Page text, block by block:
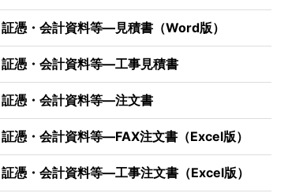
証憑・会計資料等―見積書（Word版）
証憑・会計資料等―工事見積書
証憑・会計資料等―注文書
証憑・会計資料等―FAX注文書（Excel版）
証憑・会計資料等―工事注文書（Excel版）